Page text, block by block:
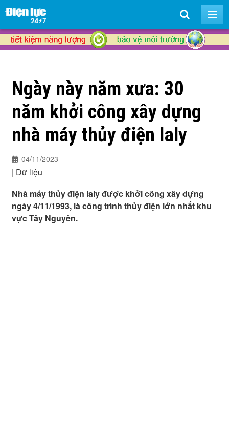
Ngày này năm xưa: 30
năm khởi công xây dựng
nhà máy thủy điện Ialy
04/11/2023
| Dữ liệu
Nhà máy thủy điện Ialy được khởi công xây dựng
ngày 4/11/1993, là công trình thủy điện lớn nhất khu
vực Tây Nguyên.